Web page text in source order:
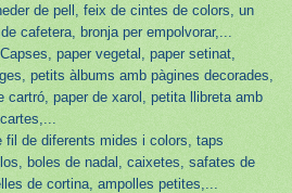
de pell, feix de cintes de colors, un
cafetera, bronja per empolvorar,...
Capses, paper vegetal, paper setinat,
petits àlbums amb pàgines decorades,
cartró, paper de xarol, petita llibreta amb
fil de diferents mides i colors, taps
boles de nadal, caixetes, safates de
de cortina, ampolles petites,...